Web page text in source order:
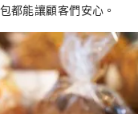
都能讓顧客們安心。